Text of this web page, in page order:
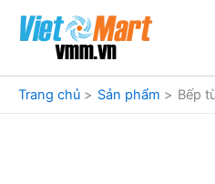
dung
Trang chủ
Sản phẩm Bếp